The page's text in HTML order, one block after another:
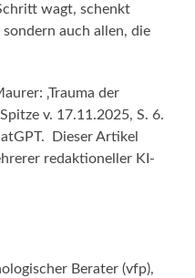
wagt, schenkt
auch allen, die
‚Trauma der
v. 17.11.2025, S. 6.
Dieser Artikel
redaktioneller KI-
Berater (vfp),